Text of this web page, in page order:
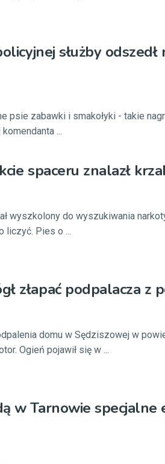
służby odszedł
psie zabawki i smakołyki - takie
...
spaceru znalazł
wyszkolony do wyszukiwania
liczyć. Pies o ...
złapać podpalacza z
domu w Sędziszowej w
Ogień pojawił się w ...
w Tarnowie specjalne